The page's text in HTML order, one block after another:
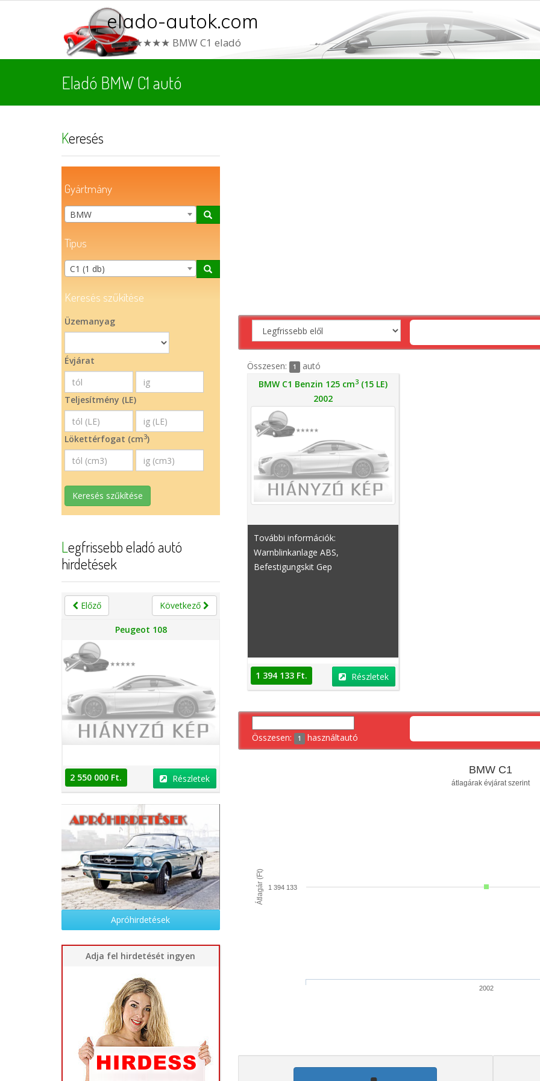
elado-autok.com
★★★★★ BMW C1 eladó
Eladó BMW C1 autó
Keresés
Gyártmány
BMW
Típus
C1 (1 db)
Keresés szűkítése
Üzemanyag
Évjárat
Teljesítmény (LE)
Lökettérfogat (cm3)
Keresés szűkítése
Legfrissebb eladó autó
hirdetések
Előző Következő
Peugeot 108
2 550 000 Ft. Részletek Részletek
Apróhirdetések
Adja fel hirdetését ingyen
Összesen: 1
autó
BMW C1 Benzin 125 cm3(15 LE)
2002
További információk:
Warnblinkanlage ABS,
Befestigungskit Gep
1 394 133 Ft. Részletek
Összesen: 1 használtautó
Átlagár (Ft)
BMW C1
átlagárak évjárat szerint
2002
1 394 133